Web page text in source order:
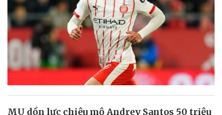
MU dồn lực chiêu mộ Andrey Santos 50 triệu